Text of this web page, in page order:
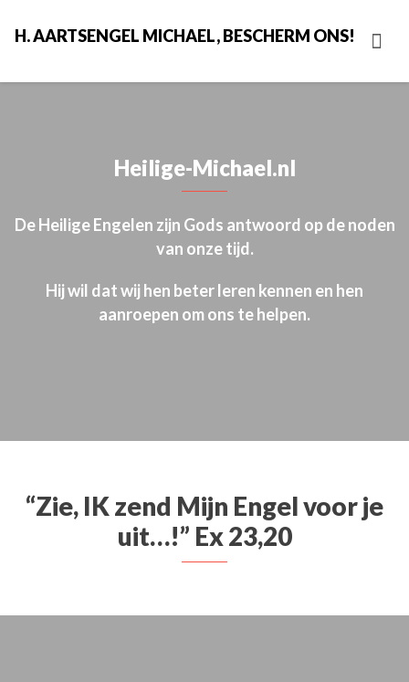
H. AARTSENGEL MICHAEL, BESCHERM ONS!
Heilige-Michael.nl
De Heilige Engelen zijn Gods antwoord op de noden
van onze tijd.
Hij wil dat wij hen beter leren kennen en hen
aanroepen om ons te helpen.
“Zie, IK zend Mijn Engel voor je
uit…!” Ex 23,20